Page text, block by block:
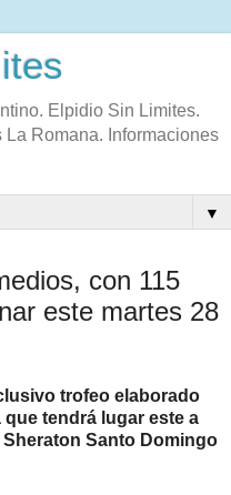
Elpidio Sin Limites.
Romana. Informaciones
▼
con 115
este martes 28
trofeo elaborado
tendrá lugar este a
Sheraton Santo Domingo